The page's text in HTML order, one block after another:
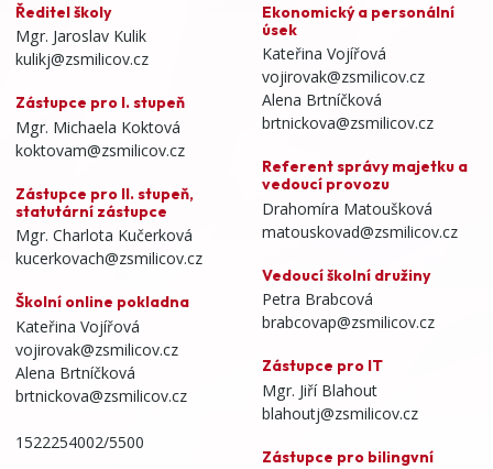
Ředitel školy
Mgr. Jaroslav Kulik
kulikj@zsmilicov.cz
Zástupce pro I. stupeň
Mgr. Michaela Koktová
koktovam@zsmilicov.cz
Zástupce pro II. stupeň,
statutární zástupce
Mgr. Charlota Kučerková
kucerkovach@zsmilicov.cz
Školní online pokladna
Kateřina Vojířová
vojirovak@zsmilicov.cz
Alena Brtníčková
brtnickova@zsmilicov.cz
1522254002/5500
Ekonomický a personální
úsek
Kateřina Vojířová
vojirovak@zsmilicov.cz
Alena Brtníčková
brtnickova@zsmilicov.cz
Referent správy majetku a
vedoucí provozu
Drahomíra Matoušková
matouskovad@zsmilicov.cz
Vedoucí školní družiny
Petra Brabcová
brabcovap@zsmilicov.cz
Zástupce pro IT
Mgr. Jiří Blahout
blahoutj@zsmilicov.cz
Zástupce pro bilingvní